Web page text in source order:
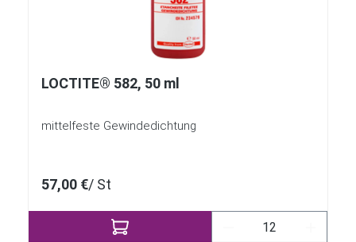
LOCTITE® 582, 50 ml
mittelfeste Gewindedichtung
57,00 €/ St
Produkt Anzahl: